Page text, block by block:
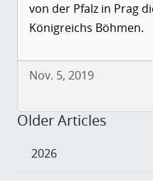
von der Pfalz in Prag
Königreichs Böhmen.
Nov. 5, 2019
Older Articles
2026